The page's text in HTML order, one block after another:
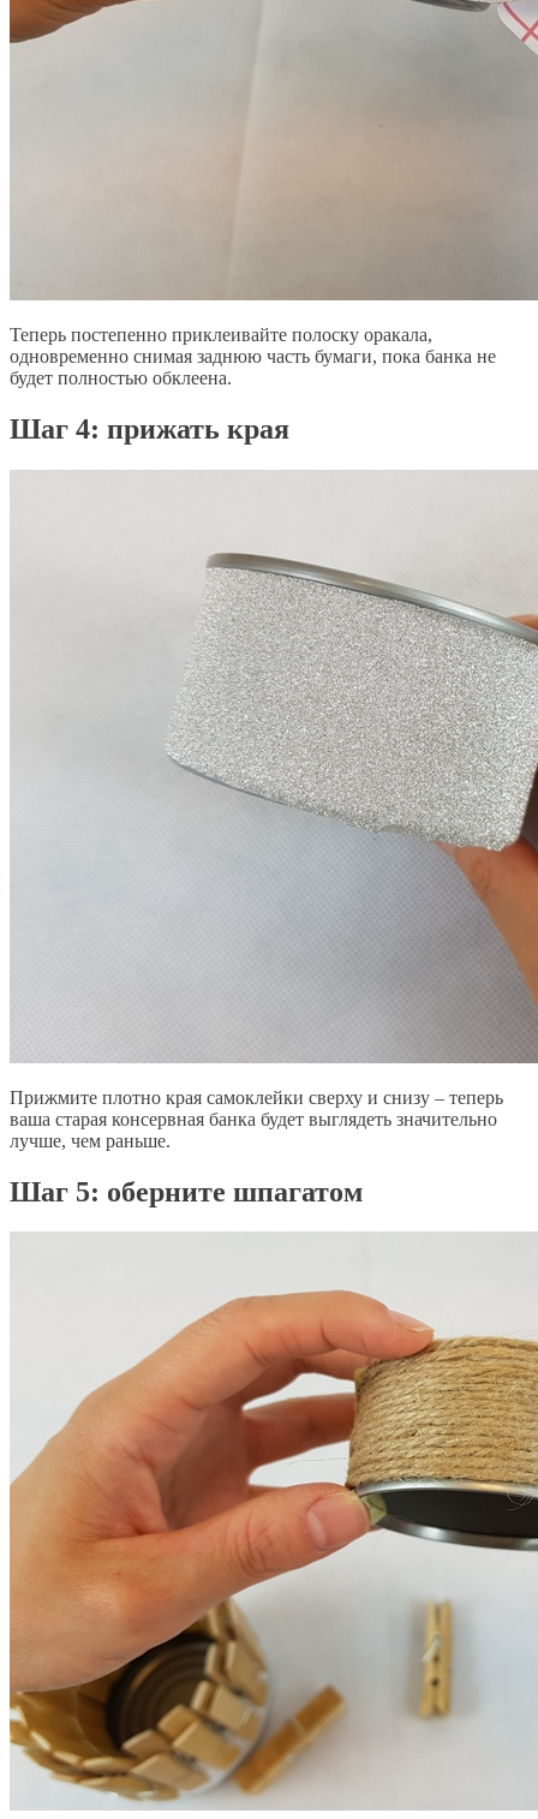
Теперь постепенно приклеивайте полоску оракала,
одновременно снимая заднюю часть бумаги, пока банка не
будет полностью обклеена.
​Шаг 4: прижать края
Прижмите плотно края самоклейки сверху и снизу – теперь
ваша старая консервная банка будет выглядеть значительно
лучше, чем раньше.
Шаг 5: оберните шпагатом